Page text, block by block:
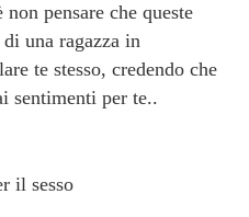
pensare che queste
una ragazza in
te stesso, credendo che
sentimenti per te..
il sesso